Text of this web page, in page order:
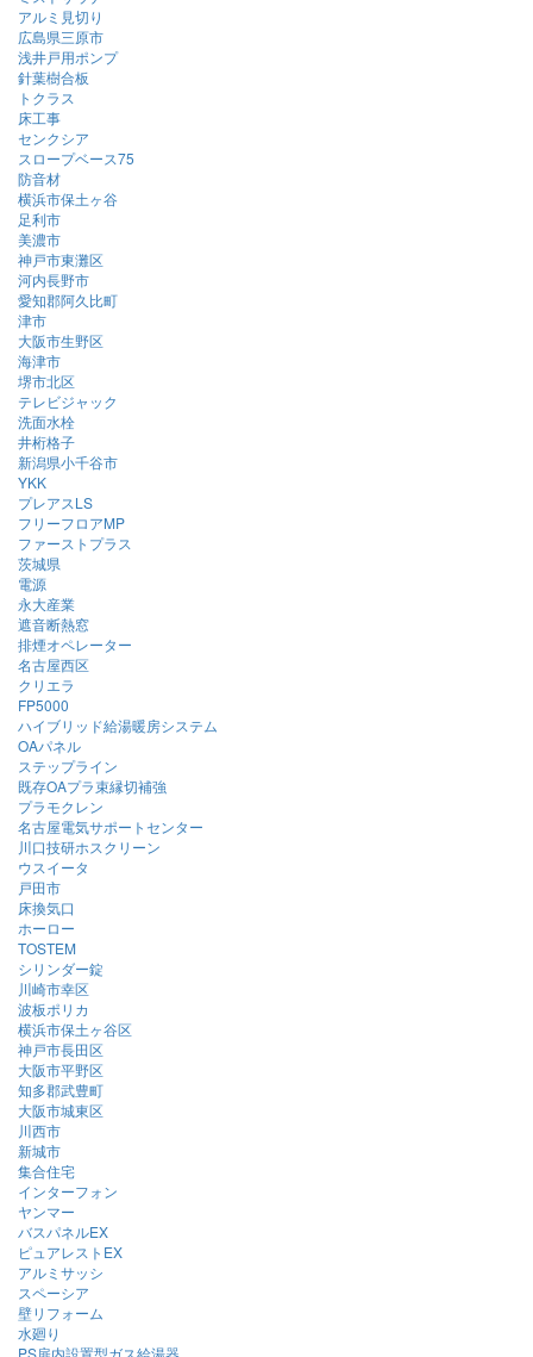
アルミ見切り
広島県三原市
浅井戸用ポンプ
針葉樹合板
トクラス
床工事
センクシア
スロープベース75
防音材
横浜市保土ヶ谷
足利市
美濃市
神戸市東灘区
河内長野市
愛知郡阿久比町
津市
大阪市生野区
海津市
堺市北区
テレビジャック
洗面水栓
井桁格子
新潟県小千谷市
YKK
プレアスLS
フリーフロアMP
ファーストプラス
茨城県
電源
永大産業
遮音断熱窓
排煙オペレーター
名古屋西区
クリエラ
FP5000
ハイブリッド給湯暖房システム
OAパネル
ステップライン
既存OAプラ束縁切補強
プラモクレン
名古屋電気サポートセンター
川口技研ホスクリーン
ウスイータ
戸田市
床換気口
ホーロー
TOSTEM
シリンダー錠
川崎市幸区
波板ポリカ
横浜市保土ヶ谷区
神戸市長田区
大阪市平野区
知多郡武豊町
大阪市城東区
川西市
新城市
集合住宅
インターフォン
ヤンマー
バスパネルEX
ピュアレストEX
アルミサッシ
スペーシア
壁リフォーム
水廻り
PS扉内設置型ガス給湯器